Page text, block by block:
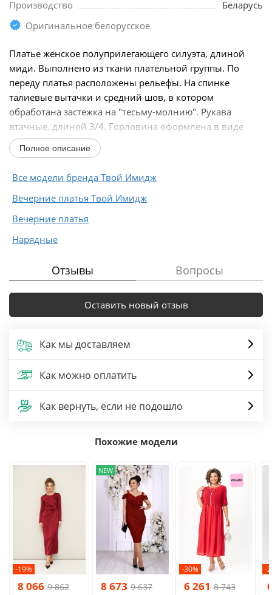
Производство
Беларусь
Оригинальное белорусское
Платье женское полуприлегающего силуэта, длиной
миди. Выполнено из ткани плательной группы. По
переду платья расположены рельефы. На спинке
талиевые вытачки и средний шов, в котором
обработана застежка на "тесьму-молнию". Рукава
втачные, длиной 3/4. Горловина оформлена в виде
"карэ"...
Полное описание
Все модели бренда Твой Имидж
Вечерние платья Твой Имидж
Вечерние платья
Нарядные
Отзывы Вопросы
Оставить новый отзыв
Как мы доставляем
Как можно оплатить
Как вернуть, если не подошло
Похожие модели
-19%
8 066 9 862
NEW
8 673 9 637
-30%
6 261 8 743
-